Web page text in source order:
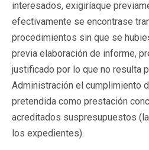
interesados, exigiríaque
efectivamente se encontrase
procedimientos sin que se
previa elaboración de informe,
justificado por lo que no resulta
Administración el cumplimiento
pretendida como prestación
acreditados suspresupuestos
los expedientes).